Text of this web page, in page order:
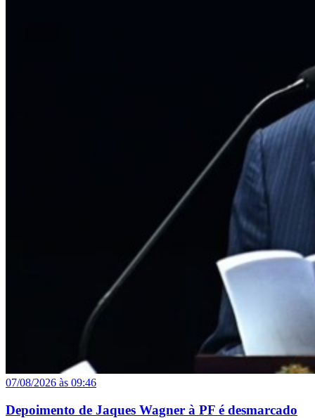
07/08/2026 às 09:46
Depoimento de Jaques Wagner à PF é desmarcado